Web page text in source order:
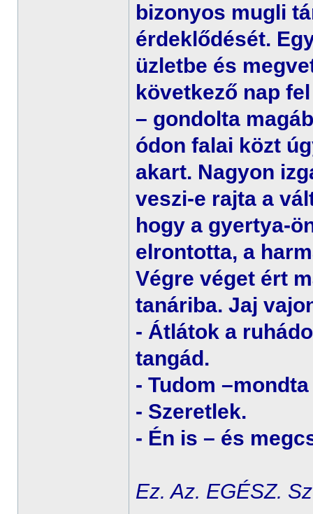
bizonyos mugli
érdeklődését.
üzletbe és
következő nap
– gondolta
ódon falai közt
akart. Nagyon
veszi-e rajta a
hogy a gyertya-
elrontotta, a
Végre véget ért
tanáriba. Jaj
- Átlátok a
tangád.
- Tudom
- Szeretlek.
- Én is – és
Ez. Az. EGÉSZ.